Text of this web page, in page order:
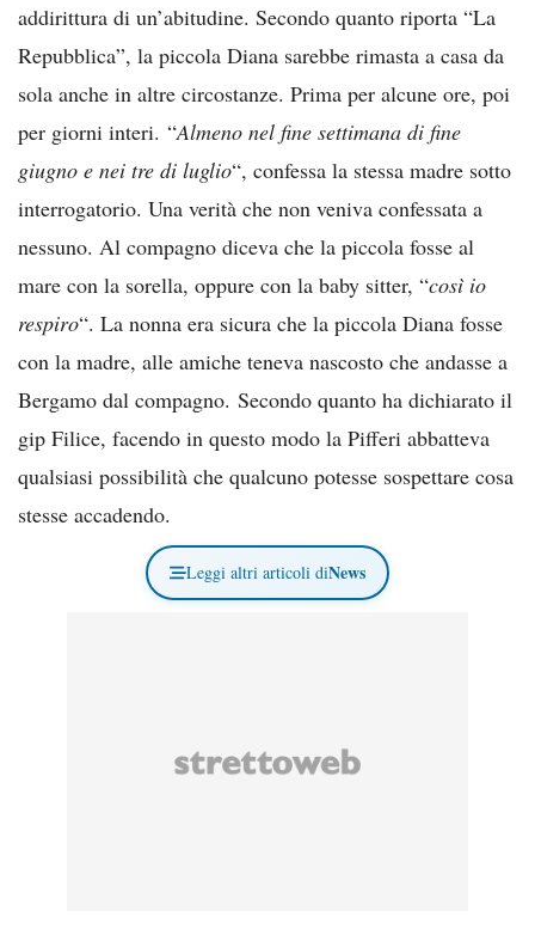
addirittura di un’abitudine. Secondo quanto riporta “La
Repubblica”, la piccola Diana sarebbe rimasta a casa da
sola anche in altre circostanze. Prima per alcune ore, poi
per giorni interi. “Almeno nel fine settimana di fine
giugno e nei tre di luglio“, confessa la stessa madre sotto
interrogatorio. Una verità che non veniva confessata a
nessuno. Al compagno diceva che la piccola fosse al
mare con la sorella, oppure con la baby sitter, “così io
respiro“. La nonna era sicura che la piccola Diana fosse
con la madre, alle amiche teneva nascosto che andasse a
Bergamo dal compagno. Secondo quanto ha dichiarato il
gip Filice, facendo in questo modo la Pifferi abbatteva
qualsiasi possibilità che qualcuno potesse sospettare cosa
stesse accadendo.
Leggi altri articoli diNews